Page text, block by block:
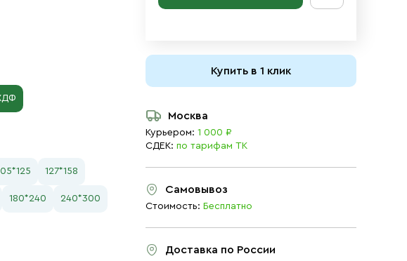
127*158
180*240 240*300
Купить в 1 клик
Москва
Курьером: 1 000 ₽
СДЕК: по тарифам ТК
Самовывоз
Стоимость: Бесплатно
Доставка по России